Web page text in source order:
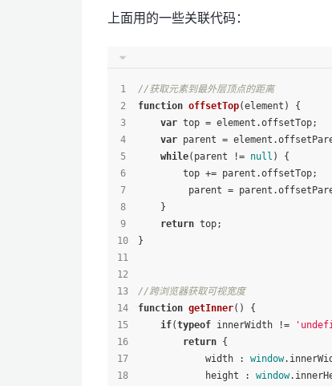
上面用的一些关联代码：
//获取元素到最外层顶点的距离
function offsetTop(element ) {
var top = element.offsetTop;
var parent = element.
while(parent != null ) {
        top += parent.
offsetTop;
         parent = parent.
    }
return top;
}
//跨浏览器获取可视宽度
function getInner( ) {
if(typeof innerWidth !=
return {
            width :
window.
            height :
window.